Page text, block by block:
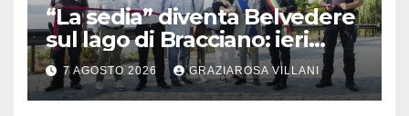
“La sedia” diventa Belvedere
sul lago di Bracciano: ieri
l’inaugurazione
7 AGOSTO 2026 GRAZIAROSA VILLANI